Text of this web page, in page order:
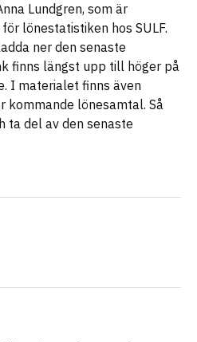
Lundgren, som är
lönestatistiken hos SULF.
ner den senaste
finns längst upp till höger på
I materialet finns även
kommande lönesamtal. Så
ta del av den senaste